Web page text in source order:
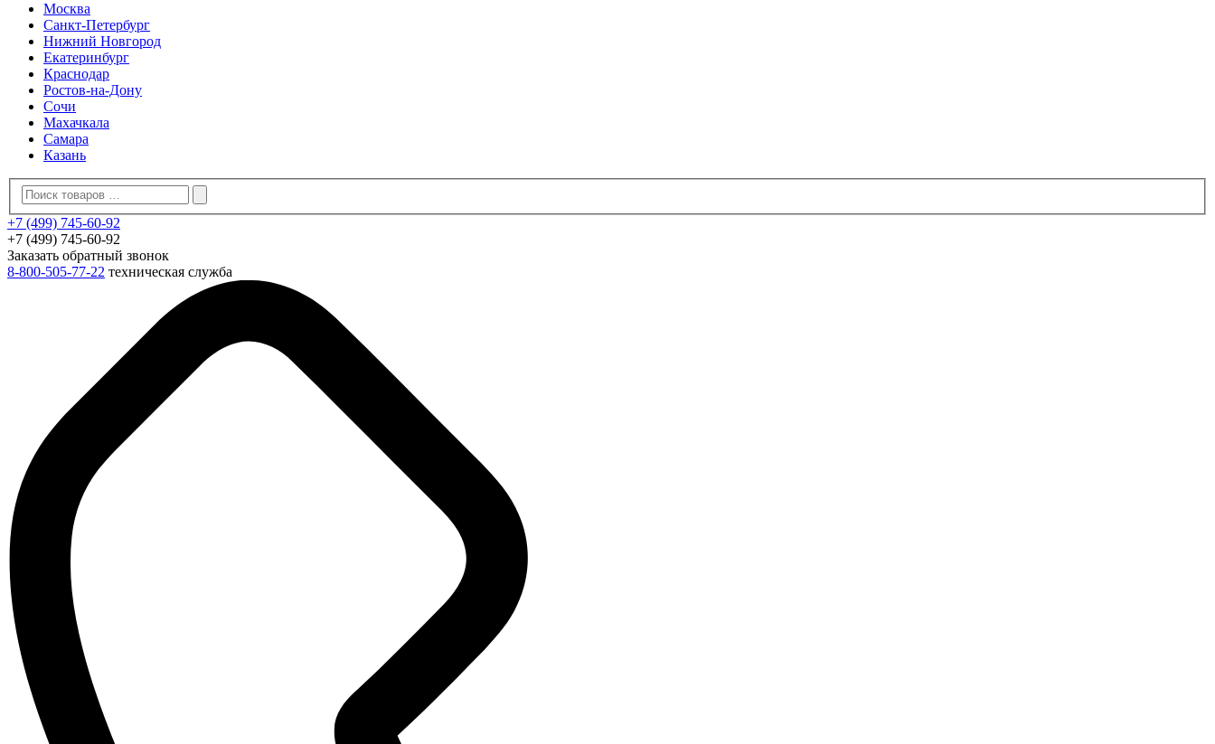
Москва
Санкт-Петербург
Нижний Новгород
Екатеринбург
Краснодар
Ростов-на-Дону
Сочи
Махачкала
Самара
Казань
+7 (499) 745-60-92
+7 (499) 745-60-92
Заказать обратный звонок
8-800-505-77-22 техническая служба